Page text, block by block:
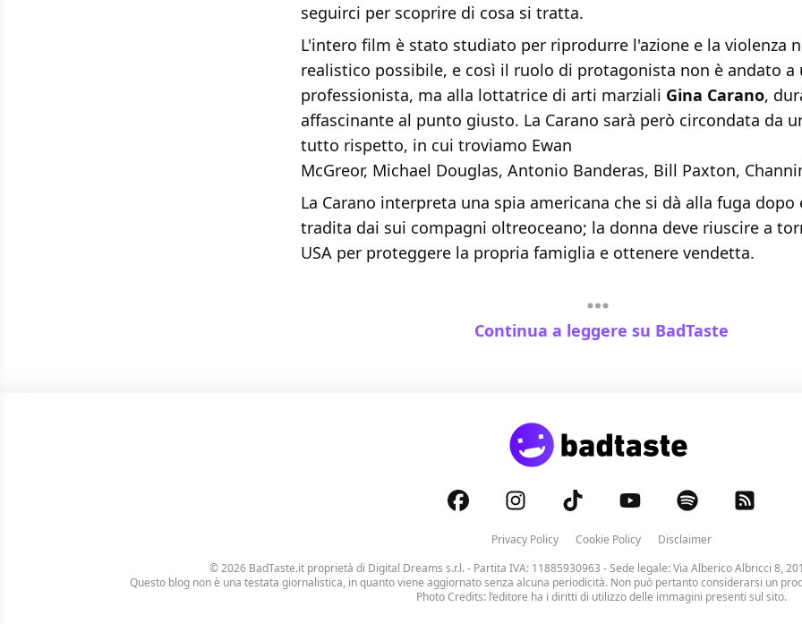
seguirci per scoprire di cosa si tratta.
L'intero film è stato studiato per riprodurre l'azione e la violenza
realistico possibile, e così il ruolo di protagonista non è andato a
professionista, ma alla lottatrice di arti marziali Gina Carano,
affascinante al punto giusto. La Carano sarà però circondata da
tutto rispetto, in cui troviamo Ewan
McGreor, Michael Douglas, Antonio Banderas, Bill Paxton,
La Carano interpreta una spia americana che si dà alla fuga dopo
tradita dai sui compagni oltreoceano; la donna deve riuscire a
USA per proteggere la propria famiglia e ottenere vendetta.
Continua a leggere su BadTaste
Privacy Policy Cookie Policy
Disclaimer
© 2026 BadTaste.it proprietà di Digital Dreams s.r.l.- Partita IVA: 11885930963 - Sede legale: Via Alberico Albricci 8,
Questo blog non è una testata giornalistica, in quanto viene aggiornato senza alcuna periodicità. Non può pertanto considerarsi un
Photo Credits: l’editore ha i diritti di utilizzo delle immagini presenti sul sito.